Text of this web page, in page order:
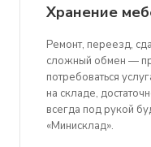
Хранение
Ремонт, переезд,
сложный обмен —
потребоваться
на складе,
всегда под рукой
«Минисклад».